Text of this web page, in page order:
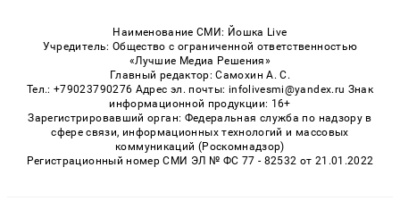
Наименование СМИ: Йошка Live
Учредитель: Общество с ограниченной ответственностью
«Лучшие Медиа Решения»
Главный редактор: Самохин А. С.
Тел.: +79023790276 Адрес эл. почты: infolivesmi@yandex.ru Знак
информационной продукции: 16+
Зарегистрировавший орган: Федеральная служба по надзору в
сфере связи, информационных технологий и массовых
коммуникаций (Роскомнадзор)
Регистрационный номер СМИ ЭЛ № ФС 77 - 82532 от 21.01.2022